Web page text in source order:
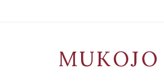
MUKOJO